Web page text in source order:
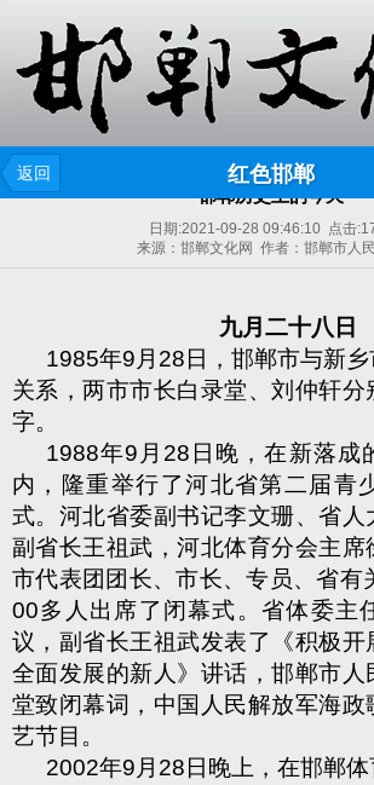
返回 红色邯郸
邯郸历史上的今天
日期:2021-09-28 09:46:10点击:
来源：邯郸文化网 作者：邯郸市人
九月二十八日
1985年9 月 28 日，邯郸市与新
关系，两市市长白录堂、刘仲轩分
字。
1988年9 月 28 日晚，在新落成
内，隆重举行了河北省第二届青
式。河北省委副书记李文珊、省人
副省长王祖武，河北体育分会主席
市代表团团长、市长、专员、省有
00多人出席了闭幕式。省体委主
议，副省长王祖武发表了《积极开
全面发展的新人》讲话，邯郸市人
堂致闭幕词，中国人民解放军海政
艺节目。
2002年9 月 28 日晚上，在邯郸